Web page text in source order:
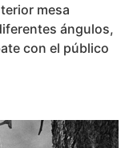
mesa
ángulos,
con el público